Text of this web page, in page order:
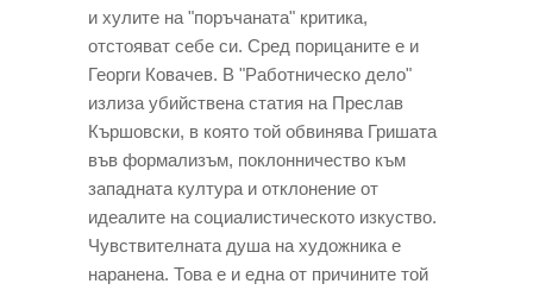
и хулите на "поръчаната" критика,
отстояват себе си. Сред порицаните е и
Георги Ковачев. В "Работническо дело"
излиза убийствена статия на Преслав
Кършовски, в която той обвинява Гришата
във формализъм, поклонничество към
западната култура и отклонение от
идеалите на социалистическото изкуство.
Чувствителната душа на художника е
наранена. Това е и една от причините той